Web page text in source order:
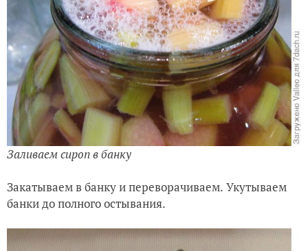
Заливаем сироп в банку
Закатываем в банку и переворачиваем. Укутываем
банки до полного остывания.